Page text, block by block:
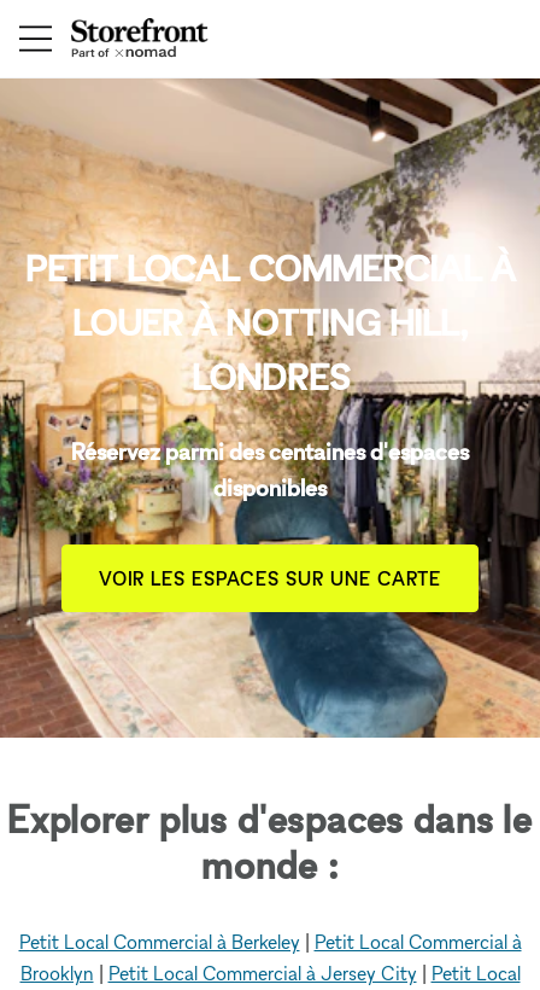
PETIT LOCAL COMMERCIAL À
LOUER À NOTTING HILL,
LONDRES
Réservez parmi des centaines d'espaces
disponibles
VOIR LES ESPACES SUR UNE CARTE
Explorer plus d'espaces dans le
monde :
Petit Local Commercial à Berkeley
Petit Local Commercial à
Brooklyn
Petit Local Commercial à Jersey City
Petit Local